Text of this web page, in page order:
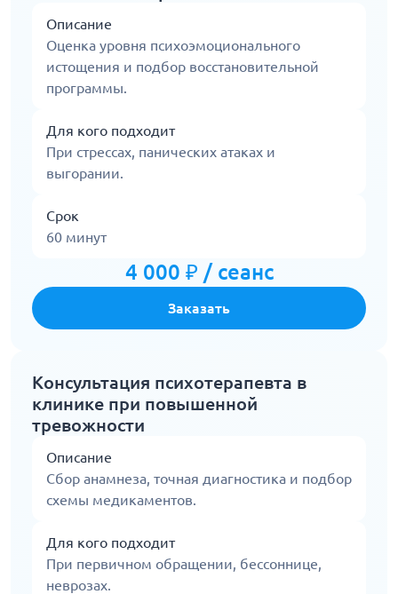
Описание
Оценка уровня психоэмоционального
истощения и подбор восстановительной
программы.
Для кого подходит
При стрессах, панических атаках и
выгорании.
Срок
60 минут
4 000 ₽ / сеанс
Заказать
Консультация психотерапевта в
клинике при повышенной
тревожности
Описание
Сбор анамнеза, точная диагностика и подбор
схемы медикаментов.
Для кого подходит
При первичном обращении, бессоннице,
неврозах.